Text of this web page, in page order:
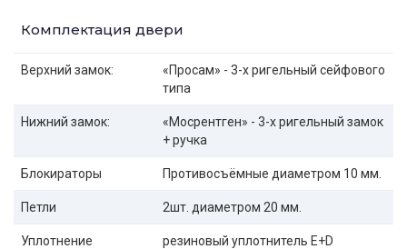
Комплектация двери
Верхний замок:
«Просам» - 3-х ригельный сейфового
типа
Нижний замок:
«Мосрентген» - 3-х ригельный замок
+ ручка
Блокираторы Противосъёмные диаметром 10 мм.
Петли 2шт. диаметром 20 мм.
Уплотнение резиновый уплотнитель E+D